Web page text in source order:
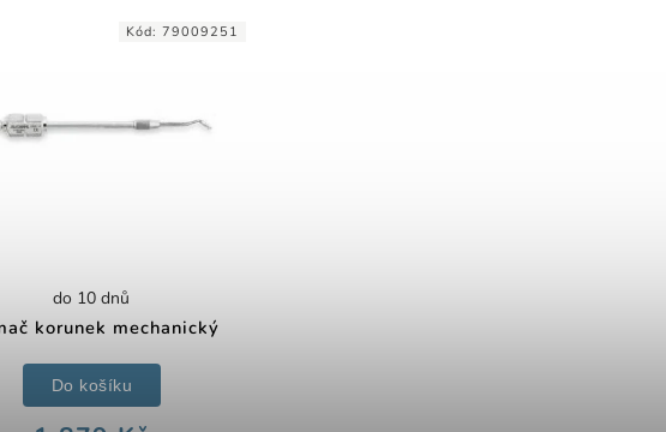
korunek mechanický
do 10 dnů
Do košíku
Kód:79009251